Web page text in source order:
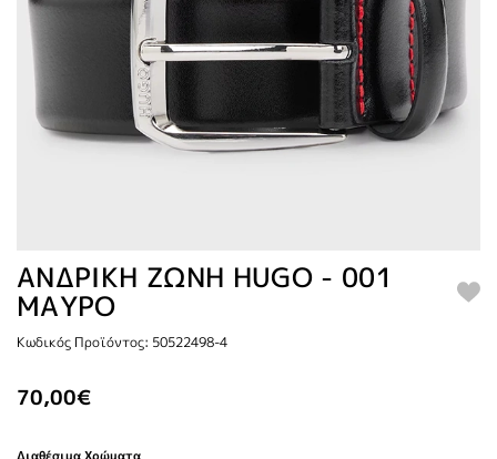
ΑΝΔΡΙΚΗ ΖΩΝΗ HUGO - 001
ΜΑΥΡΟ
Κωδικός Προϊόντος: 50522498-4
70,00€